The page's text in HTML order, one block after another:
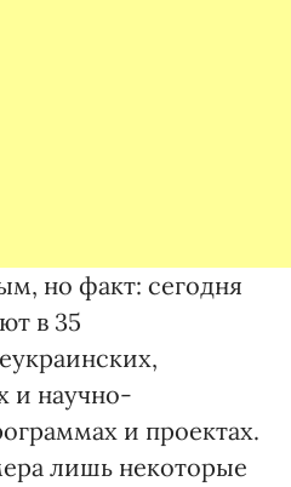
но факт: сегодня
в 35
и научно-
и проектах.
лишь некоторые